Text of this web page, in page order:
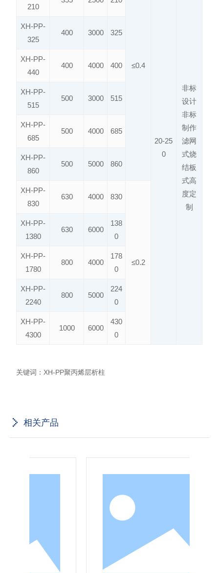
≤0.4
20-25
0
非标
设计
非标
制作
滤网
式烧
结板
式高
度定
制
210
XH-PP-
325
400 3000 325
XH-PP-
440
400 4000 400
XH-PP-
515
500 3000 515
XH-PP-
685
500 4000 685
XH-PP-
860
500 5000 860
XH-PP-
830
630 4000 830
≤0.2
XH-PP-
1380
630 6000
138
0
XH-PP-
1780
800 4000
178
0
XH-PP-
2240
800 5000
224
0
XH-PP-
4300
1000 6000
430
0
关键词： XH-PP聚丙烯层析柱
相关产品